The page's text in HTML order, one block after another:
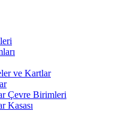
ve Kartlar
Çevre Birimleri
Kasası